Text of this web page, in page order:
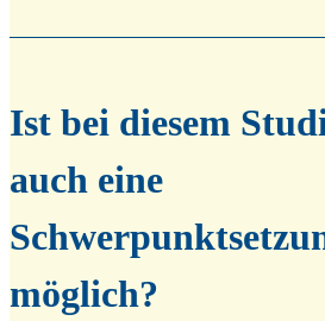
Ist bei diesem
auch eine
möglich?